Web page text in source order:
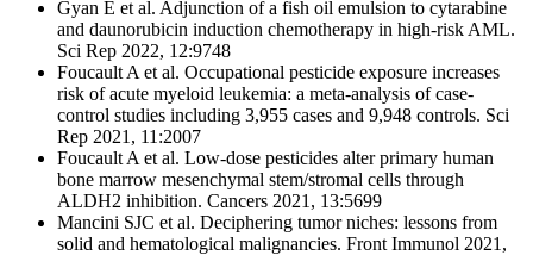
Gyan E et al. Adjunction of a fish oil emulsion to cytarabine
and daunorubicin induction chemotherapy in high-risk AML.
Sci Rep 2022, 12:9748
Foucault A et al. Occupational pesticide exposure increases
risk of acute myeloid leukemia: a meta-analysis of case-
control studies including 3,955 cases and 9,948 controls. Sci
Rep 2021, 11:2007
Foucault A et al. Low-dose pesticides alter primary human
bone marrow mesenchymal stem/stromal cells through
ALDH2 inhibition. Cancers 2021, 13:5699
Mancini SJC et al. Deciphering tumor niches: lessons from
solid and hematological malignancies. Front Immunol 2021,